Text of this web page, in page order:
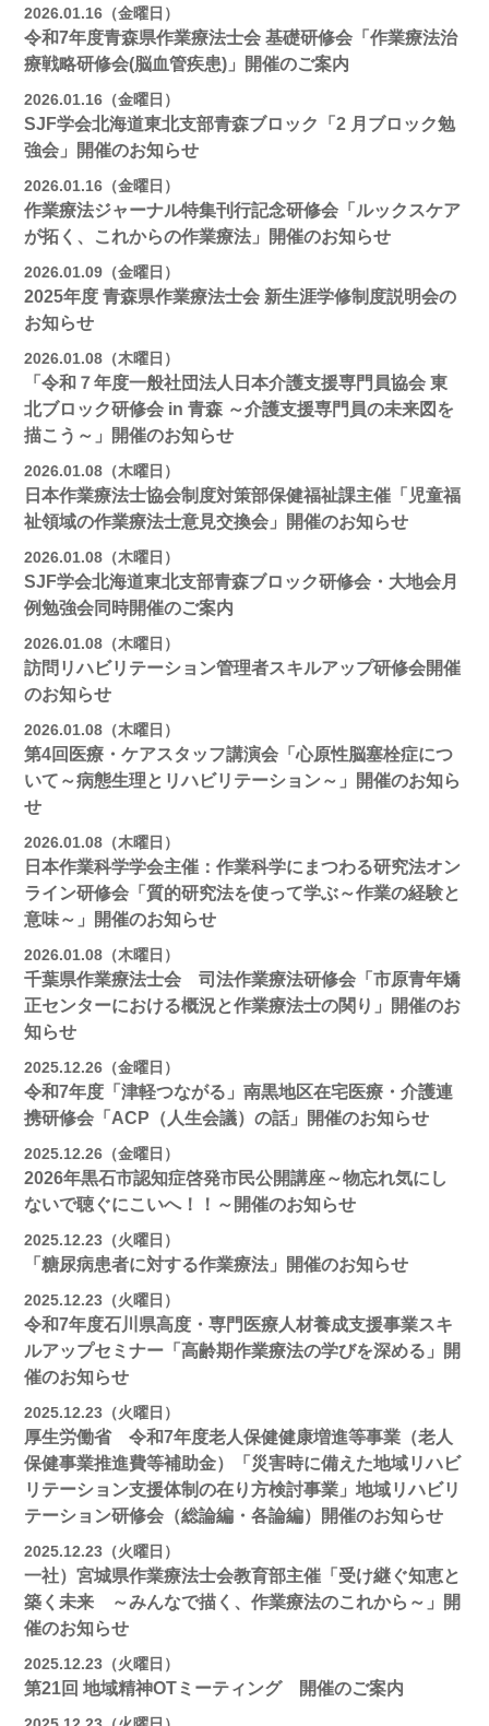
2026.01.16（金曜日）
令和7年度青森県作業療法士会 基礎研修会「作業療法治
療戦略研修会(脳血管疾患)」開催のご案内
2026.01.16（金曜日）
SJF学会北海道東北支部⻘森ブロック「2 月ブロック勉
強会」開催のお知らせ
2026.01.16（金曜日）
作業療法ジャーナル特集刊行記念研修会「ルックスケア
が拓く、これからの作業療法」開催のお知らせ
2026.01.09（金曜日）
2025年度 青森県作業療法士会 新生涯学修制度説明会の
お知らせ
2026.01.08（木曜日）
「令和７年度一般社団法人日本介護支援専門員協会 東
北ブロック研修会 in 青森 ～介護支援専門員の未来図を
描こう～」開催のお知らせ
2026.01.08（木曜日）
日本作業療法士協会制度対策部保健福祉課主催「児童福
祉領域の作業療法士意見交換会」開催のお知らせ
2026.01.08（木曜日）
SJF学会北海道東北支部青森ブロック研修会・大地会月
例勉強会同時開催のご案内
2026.01.08（木曜日）
訪問リハビリテーション管理者スキルアップ研修会開催
のお知らせ
2026.01.08（木曜日）
第4回医療・ケアスタッフ講演会「心原性脳塞栓症につ
いて～病態生理とリハビリテーション～」開催のお知ら
せ
2026.01.08（木曜日）
日本作業科学学会主催：作業科学にまつわる研究法オン
ライン研修会「質的研究法を使って学ぶ～作業の経験と
意味～」開催のお知らせ
2026.01.08（木曜日）
千葉県作業療法士会 司法作業療法研修会「市原青年矯
正センターにおける概況と作業療法士の関り」開催のお
知らせ
2025.12.26（金曜日）
令和7年度「津軽つながる」南黒地区在宅医療・介護連
携研修会「ACP（人生会議）の話」開催のお知らせ
2025.12.26（金曜日）
2026年黒石市認知症啓発市民公開講座～物忘れ気にし
ないで聴ぐにこいへ！！～開催のお知らせ
2025.12.23（火曜日）
「糖尿病患者に対する作業療法」開催のお知らせ
2025.12.23（火曜日）
令和7年度石川県高度・専門医療人材養成支援事業スキ
ルアップセミナー「高齢期作業療法の学びを深める」開
催のお知らせ
2025.12.23（火曜日）
厚生労働省 令和7年度老人保健健康増進等事業（老人
保健事業推進費等補助金）「災害時に備えた地域リハビ
リテーション支援体制の在り方検討事業」地域リハビリ
テーション研修会（総論編・各論編）開催のお知らせ
2025.12.23（火曜日）
一社）宮城県作業療法士会教育部主催「受け継ぐ知恵と
築く未来 ～みんなで描く、作業療法のこれから～」開
催のお知らせ
2025.12.23（火曜日）
第21回 地域精神OTミーティング 開催のご案内